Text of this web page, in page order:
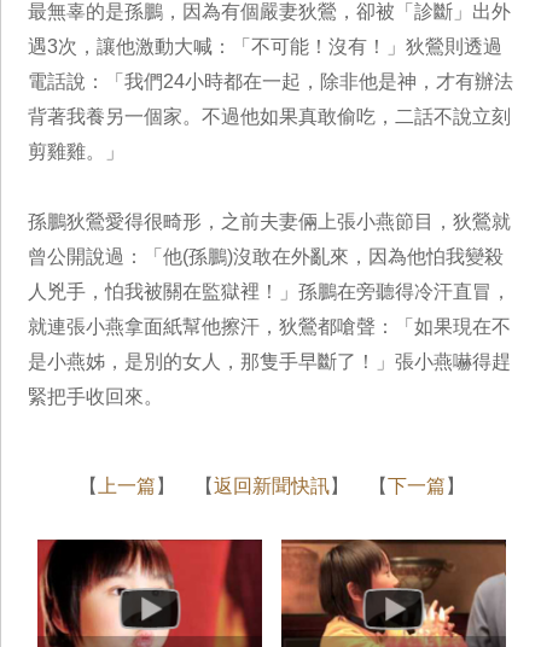
最無辜的是孫鵬，因為有個嚴妻狄鶯，卻被「診斷」出外
遇3次，讓他激動大喊：「不可能！沒有！」狄鶯則透過
電話說：「我們24小時都在一起，除非他是神，才有辦法
背著我養另一個家。不過他如果真敢偷吃，二話不說立刻
剪雞雞。」
孫鵬狄鶯愛得很畸形，之前夫妻倆上張小燕節目，狄鶯就
曾公開說過：「他(孫鵬)沒敢在外亂來，因為他怕我變殺
人兇手，怕我被關在監獄裡！」孫鵬在旁聽得冷汗直冒，
就連張小燕拿面紙幫他擦汗，狄鶯都嗆聲：「如果現在不
是小燕姊，是別的女人，那隻手早斷了！」張小燕嚇得趕
緊把手收回來。
【 上一篇 】 【返回新聞快訊】 【下一篇 】